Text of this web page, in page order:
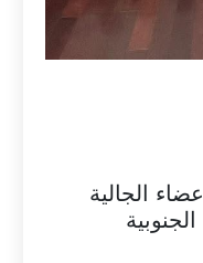
الجالية